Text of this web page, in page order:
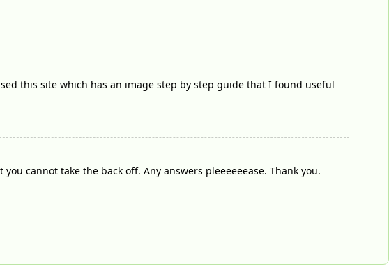
this site which has an image step by step guide that I found useful
cannot take the back off. Any answers pleeeeeease. Thank you.